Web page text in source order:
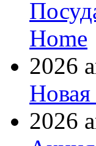
Home
2026
2026